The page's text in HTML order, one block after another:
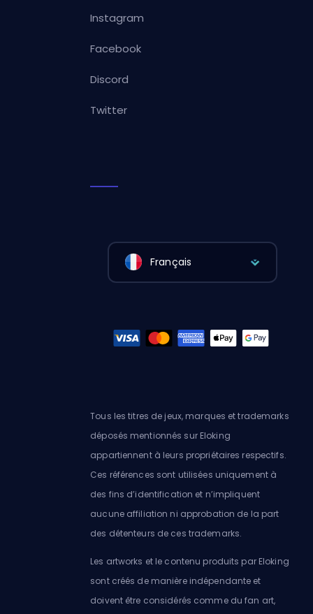
Instagram
Facebook
Discord
Twitter
Français
Tous les titres de jeux, marques et trademarks
déposés mentionnés sur Eloking
appartiennent à leurs propriétaires respectifs.
Ces références sont utilisées uniquement à
des fins d’identification et n’impliquent
aucune affiliation ni approbation de la part
des détenteurs de ces trademarks.
Les artworks et le contenu produits par Eloking
sont créés de manière indépendante et
doivent être considérés comme du fan art,